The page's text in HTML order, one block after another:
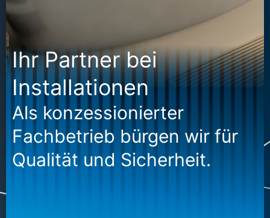
Ihr Partner bei
Installationen
Als konzessionierter
Fachbetrieb bürgen wir für
Qualität und Sicherheit.